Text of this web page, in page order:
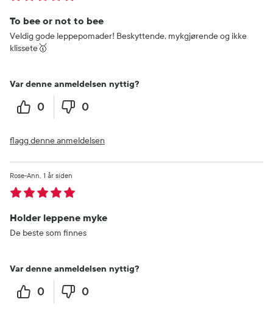
To bee or not to bee
Veldig gode leppepomader! Beskyttende, mykgjørende og ikke
klissete🥇
Var denne anmeldelsen nyttig?
0 0
flagg denne anmeldelsen
Holder leppene myke
1 år siden
Rose-Ann
De beste som finnes
Var denne anmeldelsen nyttig?
0 0